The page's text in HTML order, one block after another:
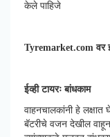
केले पाहिजे
Tyremarket.com वर
ईव्ही टायरः बांधकाम
वाहनचालकांनी हे लक्षात
बॅटरीचे वजन देखील